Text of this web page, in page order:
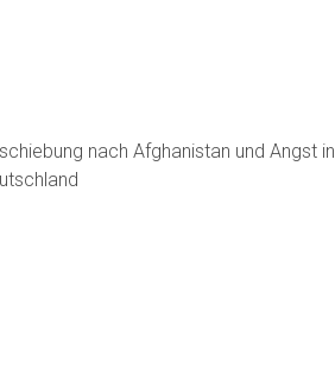
nach Afghanistan und Angst in